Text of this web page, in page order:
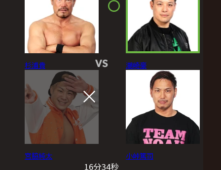
杉浦貴
宮脇純太
VS 潮崎豪
小峠篤司
16分34秒